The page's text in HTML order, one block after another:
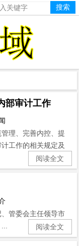
部审计工作
理、完善内控、提
工作的相关规定及
阅读全文
管委会主任领导市
阅读全文